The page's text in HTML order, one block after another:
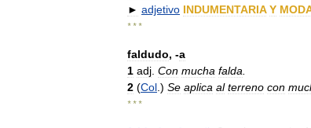
► adjetivo INDUMENTARIA Y
* * *
faldudo, -a
1 adj Con mucha falda
2 (Col .) Se aplica al terreno con
* * *